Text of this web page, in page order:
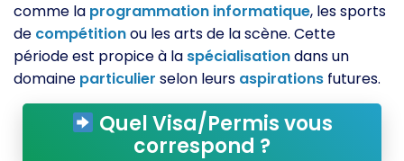
comme la programmation informatique, les sports
de compétitionou les arts de la scène. Cette
période est propice à la spécialisationdans un
domaine particulier selon leurs aspirations futures.
Quel Visa/Permis vous
correspond ?